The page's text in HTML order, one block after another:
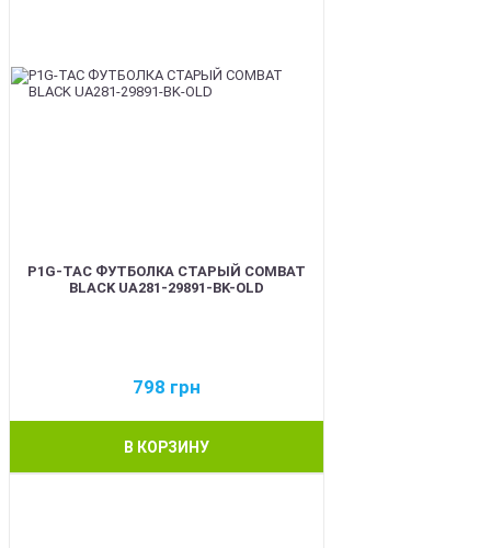
P1G-TAC ФУТБОЛКА СТАРЫЙ COMBAT
BLACK UA281-29891-BK-OLD
798 грн
В КОРЗИНУ